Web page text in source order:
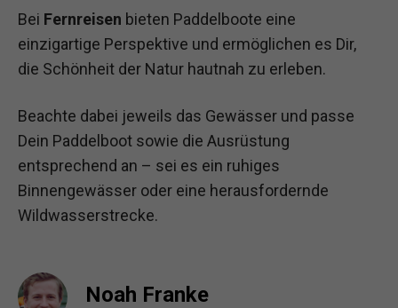
Bei Fernreisen bieten Paddelboote eine
einzigartige Perspektive und ermöglichen es Dir,
die Schönheit der Natur hautnah zu erleben.
Beachte dabei jeweils das Gewässer und passe
Dein Paddelboot sowie die Ausrüstung
entsprechend an – sei es ein ruhiges
Binnengewässer oder eine herausfordernde
Wildwasserstrecke.
Noah Franke